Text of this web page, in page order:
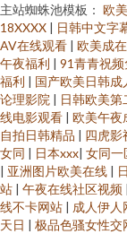
主站蜘蛛池模板： 欧
18XXXX | 日韩中文字
AV在线观看 | 欧美成
午夜福利 | 91青青祝频
福利 | 国产欧美日韩成
论理影院 | 日韩欧美第
线电影观看 | 欧美午夜
自拍日韩精品 | 四虎影
女同 | 日本xxx| 女同一
| 亚洲图片欧美在线 |
站 | 午夜在线社区视频 |
线不卡网站 | 成人伊人
天日 | 极品色骚女性交